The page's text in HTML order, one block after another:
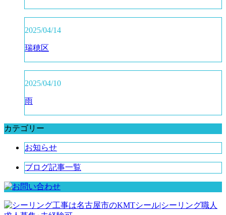
2025/04/14
瑞穂区
2025/04/10
雨
カテゴリー
お知らせ
ブログ記事一覧